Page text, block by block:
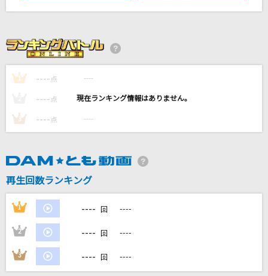
超学生
[生音]ツキミソウ
プラトニック・プラネット(Ultimate Juice Ve
TEST ME
ちゃんみな
DAMの新曲・ランキングなど
カラオケ最新情報をチェック！
1 ---- 点 ----
---- 点 ----
3 ---- 点 ----
再生回数ランキング
1 ---- 回 ----
2 ---- 回 ----
3 ---- 回 ----